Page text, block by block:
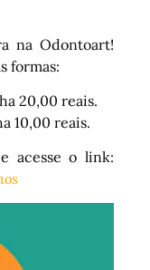
na Odontoart!
formas:
20,00 reais.
10,00 reais.
acesse o link: